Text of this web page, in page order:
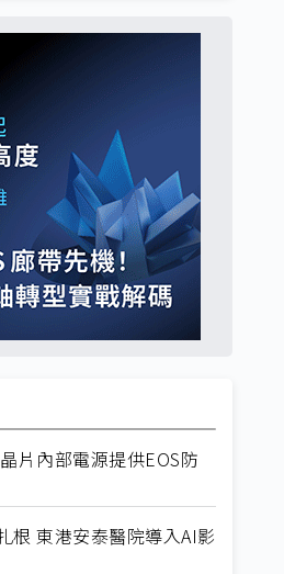
片內部電源提供EOS防
根 東港安泰醫院導入AI影